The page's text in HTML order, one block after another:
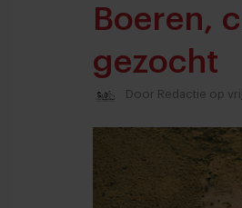
Boeren,
gezocht
Door Redactie op